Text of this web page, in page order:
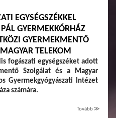
EGYSÉGSZÉKKEL
GYERMEKKÓRHÁZ
GYERMEKMENTŐ
TELEKOM
fogászati egységszéket adott
Szolgálat és a Magyar
Gyermekgyógyászati Intézet
számára.
Tovább ≫